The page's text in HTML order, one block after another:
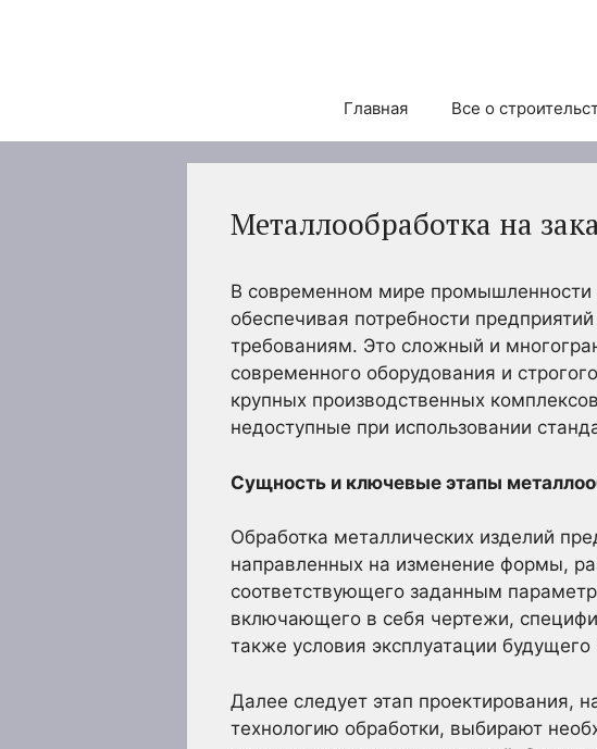
Главная Все о
Металлообработка на
В современном мире промышленности
обеспечивая потребности
требованиям. Это сложный и
современного оборудования и
крупных производственных
недоступные при использовании
Сущность и ключевые этапы
Обработка металлических изделий
направленных на изменение формы,
соответствующего заданным
включающего в себя чертежи,
также условия эксплуатации будущего
Далее следует этап проектирования,
технологию обработки, выбирают